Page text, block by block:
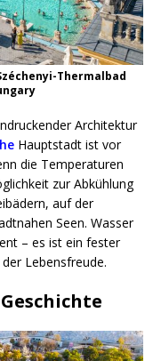
Thermalbad
Architektur
Hauptstadt ist vor
die Temperaturen
zur Abkühlung
auf der
Seen. Wasser
– es ist ein fester
Lebensfreude.